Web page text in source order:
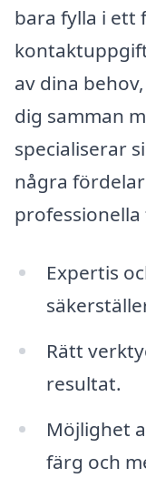
bara fylla i ett
av dina
dig samman
specialiserar
några
Expertis
Rätt
resultat.
Möjlighet
färg och